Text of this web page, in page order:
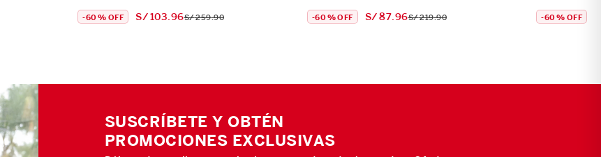
-60 % OFF S/103 96S/259.90 -60 %OFF S/87 96S/219.90 -60 % OFF
SUSCRÍBETE Y OBTÉN
PROMOCIONES EXCLUSIVAS